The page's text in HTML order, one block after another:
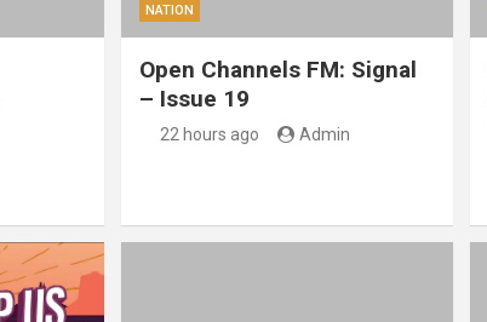
NATION
Open Channels FM: Signal
– Issue 19
22 hours ago Admin